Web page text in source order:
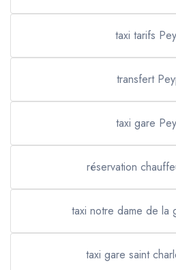
taxi tarifs
transfert
taxi gare
réservation
taxi notre dame de la
taxi gare saint